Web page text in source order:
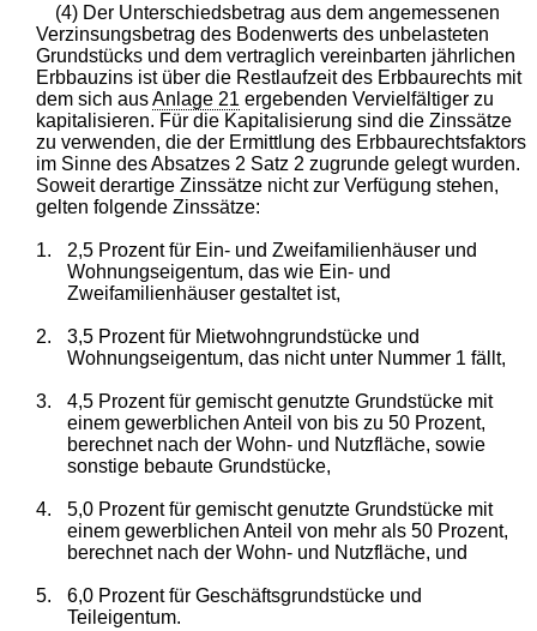
(4) Der Unterschiedsbetrag aus dem angemessenen
Verzinsungsbetrag des Bodenwerts des unbelasteten
Grundstücks und dem vertraglich vereinbarten jährlichen
Erbbauzins ist über die Restlaufzeit des Erbbaurechts mit
dem sich ausAnlage 21 ergebenden Vervielfältiger zu
kapitalisieren. Für die Kapitalisierung sind die Zinssätze
zu verwenden, die der Ermittlung des Erbbaurechtsfaktors
im Sinne des Absatzes 2 Satz 2 zugrunde gelegt wurden.
Soweit derartige Zinssätze nicht zur Verfügung stehen,
gelten folgende Zinssätze:
1.
2,5 Prozent für Ein- und Zweifamilienhäuser und
Wohnungseigentum, das wie Ein- und
Zweifamilienhäuser gestaltet ist,
2.
3,5 Prozent für Mietwohngrundstücke und
Wohnungseigentum, das nicht unter Nummer 1 fällt,
3.
4,5 Prozent für gemischt genutzte Grundstücke mit
einem gewerblichen Anteil von bis zu 50 Prozent,
berechnet nach der Wohn- und Nutzfläche, sowie
sonstige bebaute Grundstücke,
4.
5,0 Prozent für gemischt genutzte Grundstücke mit
einem gewerblichen Anteil von mehr als 50 Prozent,
berechnet nach der Wohn- und Nutzfläche, und
5.
6,0 Prozent für Geschäftsgrundstücke und
Teileigentum.